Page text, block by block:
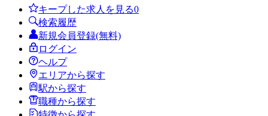
キープした求人を見る0
検索履歴
新規会員登録(無料)
ログイン
ヘルプ
エリアから探す
駅から探す
職種から探す